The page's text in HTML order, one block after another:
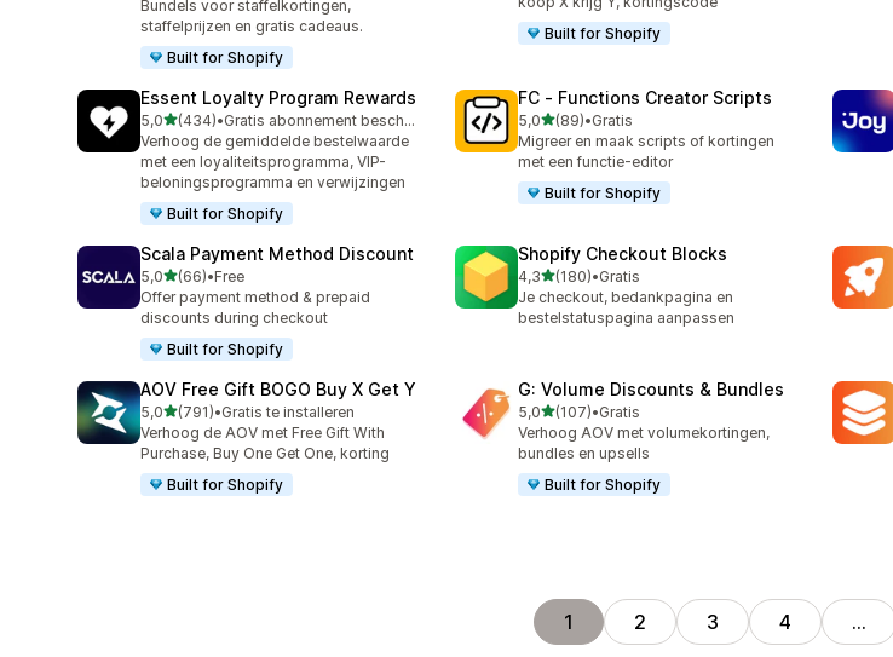
Bundels voor staffelkortingen,
staffelprijzen en gratis cadeaus.
Built for Shopify
Built for Shopify
Essent Loyalty Program Rewards
5,0van 5 sterren
(434)
434 recensies in totaal
•
Gratis abonnement beschikbaar
Verhoog de gemiddelde bestelwaarde
met een loyaliteitsprogramma, VIP-
beloningsprogramma en verwijzingen
Built for Shopify
FC ‑ Functions Creator Scripts
5,0van 5 sterren
(89)
89 recensies in totaal
•Gratis
Migreer en maak scripts of kortingen
met een functie-editor
Built for Shopify
Scala Payment Method Discount
5,0van 5 sterren
(66)
66 recensies in totaal
•Free
Offer payment method & prepaid
discounts during checkout
Built for Shopify
Shopify Checkout Blocks
4,3van 5 sterren
(180)
180 recensies in totaal
•Gratis
Je checkout, bedankpagina en
bestelstatuspagina aanpassen
AOV Free Gift BOGO Buy X Get Y
5,0van 5 sterren
(791)
791 recensies in totaal
•Gratis te installeren
Verhoog de AOV met Free Gift With
Purchase, Buy One Get One, korting
Built for Shopify
G: Volume Discounts & Bundles
5,0van 5 sterren
(107)
107 recensies in totaal
•Gratis
Verhoog AOV met volumekortingen,
bundles en upsells
Built for Shopify
1 2 3 4 …